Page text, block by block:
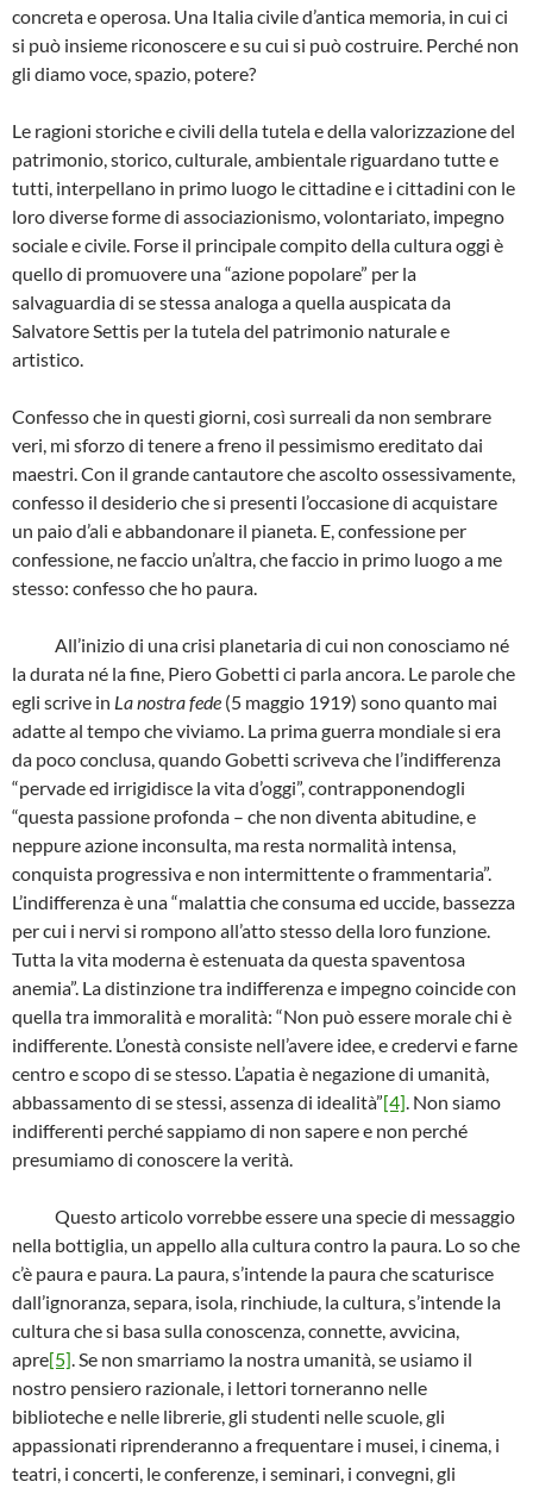
concreta e operosa. Una Italia civile d’antica memoria, in cui ci
si può insieme riconoscere e su cui si può costruire. Perché non
gli diamo voce, spazio, potere?
Le ragioni storiche e civili della tutela e della valorizzazione del
patrimonio, storico, culturale, ambientale riguardano tutte e
tutti, interpellano in primo luogo le cittadine e i cittadini con le
loro diverse forme di associazionismo, volontariato, impegno
sociale e civile. Forse il principale compito della cultura oggi è
quello di promuovere una “azione popolare” per la
salvaguardia di se stessa analoga a quella auspicata da
Salvatore Settis per la tutela del patrimonio naturale e
artistico.
Confesso che in questi giorni, così surreali da non sembrare
veri, mi sforzo di tenere a freno il pessimismo ereditato dai
maestri. Con il grande cantautore che ascolto ossessivamente,
confesso il desiderio che si presenti l’occasione di acquistare
un paio d’ali e abbandonare il pianeta. E, confessione per
confessione, ne faccio un’altra, che faccio in primo luogo a me
stesso: confesso che ho paura.
All’inizio di una crisi planetaria di cui non conosciamo né
la durata né la fine, Piero Gobetti ci parla ancora. Le parole che
egli scrive in La nostra fede (5 maggio 1919) sono quanto mai
adatte al tempo che viviamo. La prima guerra mondiale si era
da poco conclusa, quando Gobetti scriveva che l’indifferenza
“pervade ed irrigidisce la vita d’oggi”, contrapponendogli
“questa passione profonda – che non diventa abitudine, e
neppure azione inconsulta, ma resta normalità intensa,
conquista progressiva e non intermittente o frammentaria”.
L’indifferenza è una “malattia che consuma ed uccide, bassezza
per cui i nervi si rompono all’atto stesso della loro funzione.
Tutta la vita moderna è estenuata da questa spaventosa
anemia”. La distinzione tra indifferenza e impegno coincide con
quella tra immoralità e moralità: “Non può essere morale chi è
indifferente. L’onestà consiste nell’avere idee, e credervi e farne
centro e scopo di se stesso. L’apatia è negazione di umanità,
abbassamento di se stessi, assenza di idealità”[4] . Non siamo
indifferenti perché sappiamo di non sapere e non perché
presumiamo di conoscere la verità.
Questo articolo vorrebbe essere una specie di messaggio
nella bottiglia, un appello alla cultura contro la paura. Lo so che
c’è paura e paura. La paura, s’intende la paura che scaturisce
dall’ignoranza, separa, isola, rinchiude, la cultura, s’intende la
cultura che si basa sulla conoscenza, connette, avvicina,
apre[5] . Se non smarriamo la nostra umanità, se usiamo il
nostro pensiero razionale, i lettori torneranno nelle
biblioteche e nelle librerie, gli studenti nelle scuole, gli
appassionati riprenderanno a frequentare i musei, i cinema, i
teatri, i concerti, le conferenze, i seminari, i convegni, gli